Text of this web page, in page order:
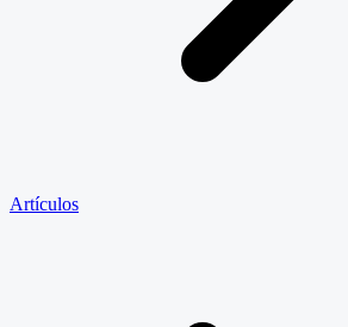
Artículos